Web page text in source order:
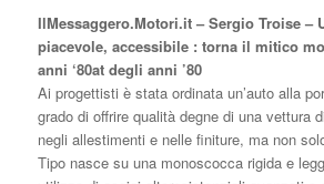
IlMessaggero.Motori.it – Sergio Troise –
piacevole, accessibile : torna il mitico
anni ‘80at degli anni ’80
Ai progettisti è stata ordinata un’auto alla
grado di offrire qualità degne di una vettura
negli allestimenti e nelle finiture, ma non
Tipo nasce su una monoscocca rigida e